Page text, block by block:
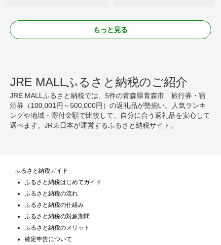
もっと見る
JRE MALLふるさと納税のご紹介
JRE MALLふるさと納税では、5件の青森県青森市 旅行券・宿
泊券（100,001円～500,000円）の返礼品が勢揃い。人気ランキ
ングや地域・寄付金額で比較して、自分に合う返礼品を安心して
選べます。JR東日本が運営するふるさと納税サイト。
ふるさと納税ガイド
ふるさと納税はじめてガイド
ふるさと納税の流れ
ふるさと納税の仕組み
ふるさと納税の対象期間
ふるさと納税のメリット
確定申告について